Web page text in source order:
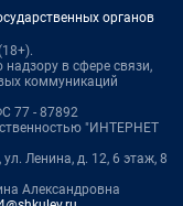
органов
в сфере связи,
коммуникаций
77 - 87892
"ИНТЕРНЕТ
Ленина, д. 12, 6 этаж, 8
Александровна